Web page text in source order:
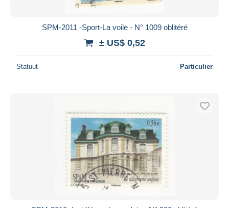
SPM-2011 -Sport-La voile - N° 1009 oblitéré
± US$ 0,52
Statuut Particulier